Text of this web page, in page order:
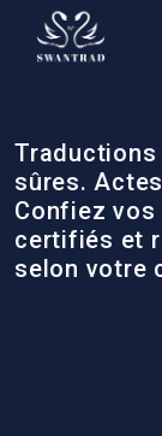
sûres.
Confiez
certifiés et
selon votre